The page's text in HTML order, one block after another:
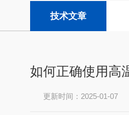
技术文章
如何正确使用高
更新时间：2025-01-07